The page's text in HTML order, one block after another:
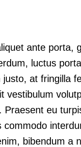
ante porta,
luctus porta
justo, at fringilla
vestibulum
Praesent eu
commodo
bibendum a